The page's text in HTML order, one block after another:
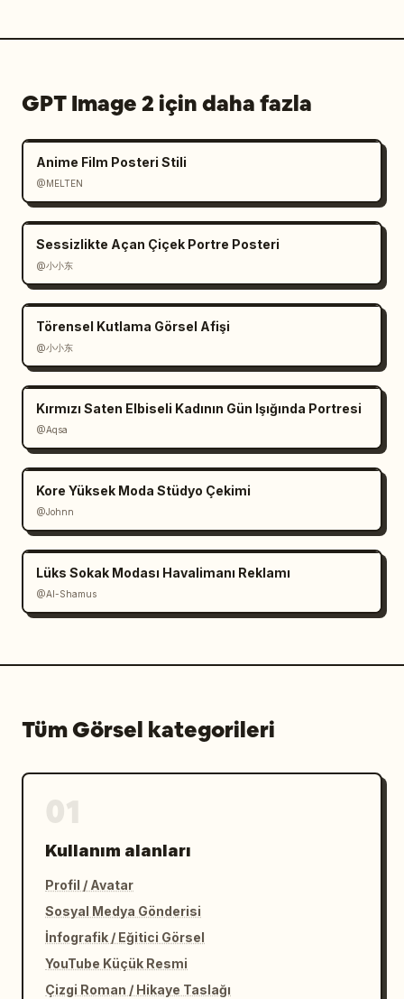
美团, 大众点评 ve bir adet küçük turuncu yemek
uygulaması tarzı simge. Tüm alt bilgi
öğelerini küçük tutun ve alt kısma hizalayın.
Görsel stil: Premium Çin yemek reklamı
posteri, temiz grafik tasarımla harmanlanmış
gerçekçi ürün fotoğrafçılığı, güçlü merkezi
ana yemek görseli, net tipografi, hafif kağıt
dokusu, zarif gölgeler, insan yok, listelenen
içerikler, simgeler ve metinler dışında
GPT Image 2 için daha fazla
Anime Film Posteri Stili
@MELTEN
Sessizlikte Açan Çiçek Portre Posteri
@小小东
Törensel Kutlama Görsel Afişi
@小小东
Kırmızı Saten Elbiseli Kadının Gün Işığında Portresi
@Aqsa
Kore Yüksek Moda Stüdyo Çekimi
@Johnn
Lüks Sokak Modası Havalimanı Reklamı
@Al-Shamus
Tüm Görsel kategorileri
Kullanım alanları
Profil / Avatar
Sosyal Medya Gönderisi
İnfografik / Eğitici Görsel
YouTube Küçük Resmi
Çizgi Roman / Hikaye Taslağı